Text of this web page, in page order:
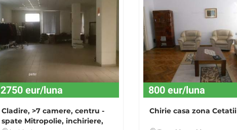
2750 eur/luna
Cladire, >7 camere, centru -
spate Mitropolie, inchiriere,
800 eur/luna
Chirie casa zona Cetatii